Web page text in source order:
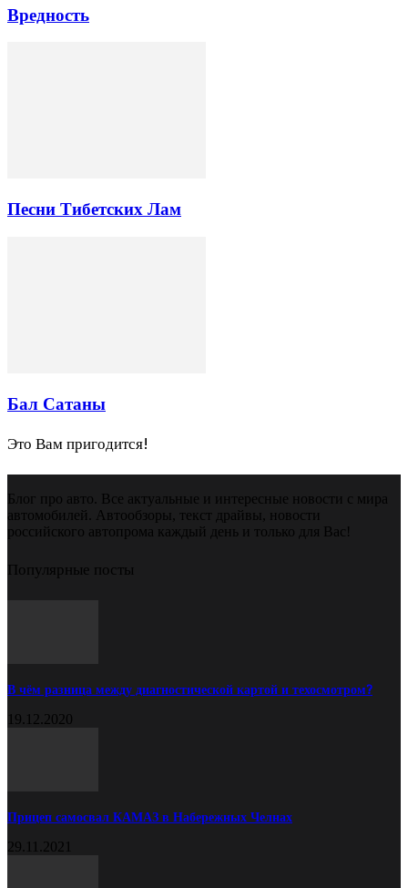
Вредность
Песни Тибетских Лам
Бал Сатаны
Это Вам пригодится!
Блог про авто. Все актуальные и интересные новости с мира
автомобилей. Автообзоры, текст драйвы, новости
российского автопрома каждый день и только для Вас!
Популярные посты
В чём разница между диагностической картой и техосмотром?
19.12.2020
Прицеп самосвал КАМАЗ в Набережных Челнах
29.11.2021